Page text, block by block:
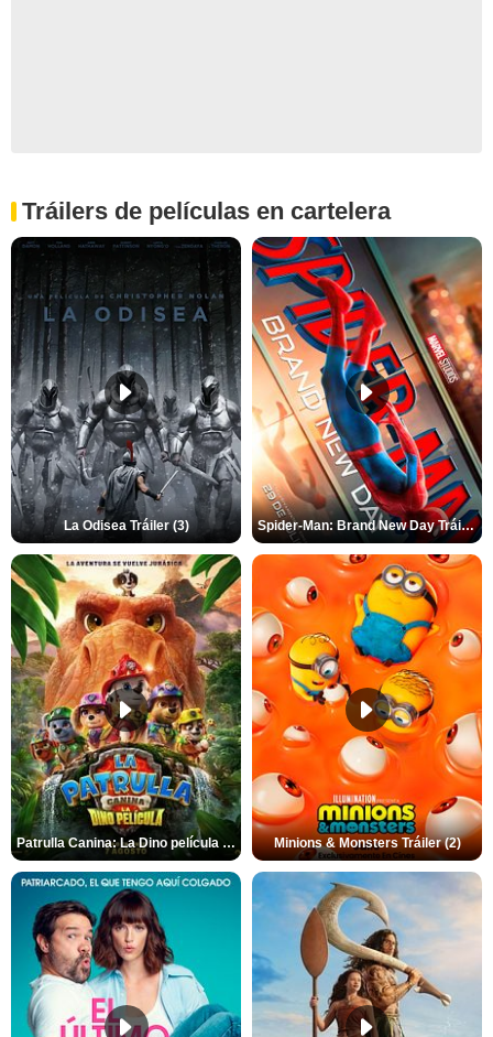
Tráilers de películas en cartelera
La Odisea Tráiler (3) Spider-Man: Brand New Day Tráiler (3)
Patrulla Canina: La Dino película Tráiler VO Minions & Monsters Tráiler (2)